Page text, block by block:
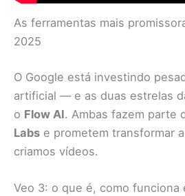
As ferramentas mais
2025
O Google está investindo
artificial — e as duas estrelas
o Flow AI. Ambas fazem parte
Labs e prometem transformar
criamos vídeos.
Veo 3: o que é, como funciona